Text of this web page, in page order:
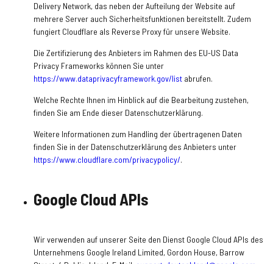
Delivery Network, das neben der Aufteilung der Website auf
mehrere Server auch Sicherheitsfunktionen bereitstellt. Zudem
fungiert Cloudflare als Reverse Proxy für unsere Website.
Die Zertifizierung des Anbieters im Rahmen des EU-US Data
Privacy Frameworks können Sie unter
https://www.dataprivacyframework.gov/list abrufen.
Welche Rechte Ihnen im Hinblick auf die Bearbeitung zustehen,
finden Sie am Ende dieser Datenschutzerklärung.
Weitere Informationen zum Handling der übertragenen Daten
finden Sie in der Datenschutzerklärung des Anbieters unter
https://www.cloudflare.com/privacypolicy/.
Google Cloud APIs
Wir verwenden auf unserer Seite den Dienst Google Cloud APIs des
Unternehmens Google Ireland Limited, Gordon House, Barrow